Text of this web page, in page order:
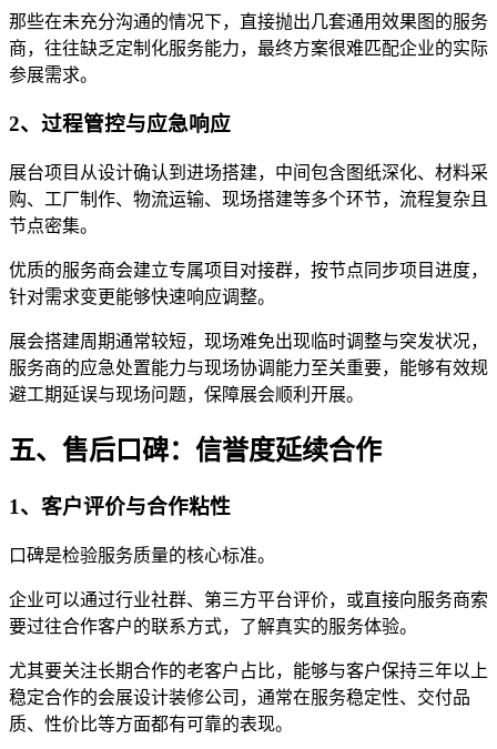
那些在未充分沟通的情况下，直接抛出几套通用效果图的服务
商，往往缺乏定制化服务能力，最终方案很难匹配企业的实际
参展需求。
2、过程管控与应急响应
展台项目从设计确认到进场搭建，中间包含图纸深化、材料采
购、工厂制作、物流运输、现场搭建等多个环节，流程复杂且
节点密集。
优质的服务商会建立专属项目对接群，按节点同步项目进度，
针对需求变更能够快速响应调整。
展会搭建周期通常较短，现场难免出现临时调整与突发状况，
服务商的应急处置能力与现场协调能力至关重要，能够有效规
避工期延误与现场问题，保障展会顺利开展。
五、售后口碑：信誉度延续合作
1、客户评价与合作粘性
口碑是检验服务质量的核心标准。
企业可以通过行业社群、第三方平台评价，或直接向服务商索
要过往合作客户的联系方式，了解真实的服务体验。
尤其要关注长期合作的老客户占比，能够与客户保持三年以上
稳定合作的会展设计装修公司，通常在服务稳定性、交付品
质、性价比等方面都有可靠的表现。